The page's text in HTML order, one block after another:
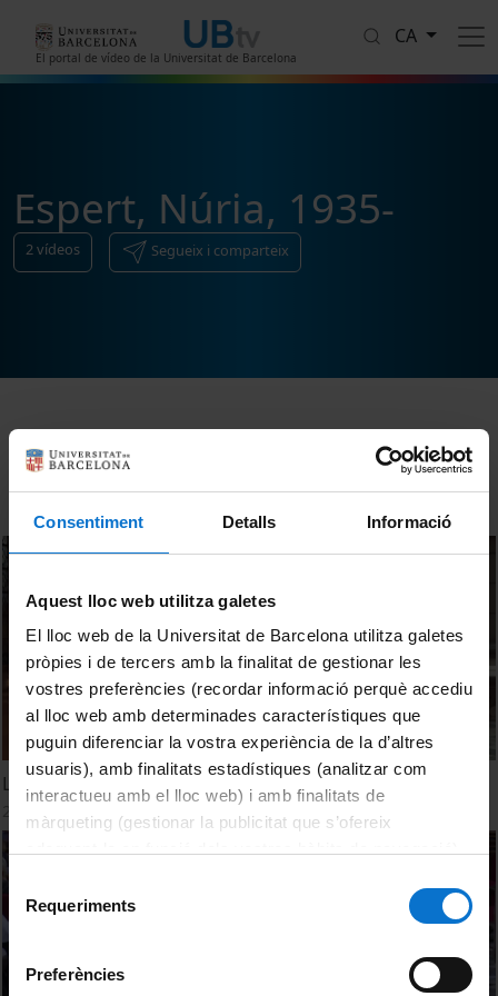
Consentiment Detalls Informació
Aquest lloc web utilitza galetes
El lloc web de la Universitat de Barcelona utilitza galetes
pròpies i de tercers amb la finalitat de gestionar les
vostres preferències (recordar informació perquè accediu
al lloc web amb determinades característiques que
puguin diferenciar la vostra experiència de la d’altres
usuaris), amb finalitats estadístiques (analitzar com
interactueu amb el lloc web) i amb finalitats de
màrqueting (gestionar la publicitat que s’ofereix
consultar laPolítica de galetes del lloc web de la
Requeriments
Preferències
El portal de vídeo de la Universitat de Barcelona
CA
Espert, Núria, 1935-
2vídeos Segueix i comparteix
Ordenar
La Universitat, compromesa amb la creació artística